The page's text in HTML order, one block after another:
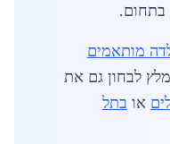
בתחום.
מותאמים
לבחון גם את
או בתל